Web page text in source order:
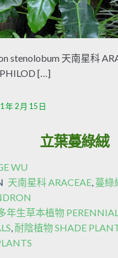
stenolobum 天南星科
[…]
年 2 月 15 日
立葉蔓綠絨
WU
天南星科 ARACEAE 蔓綠
年生草本植物
耐陰植物 SHADE